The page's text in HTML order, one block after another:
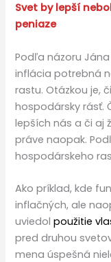
Svet by lepší
peniaze
Podľa názoru
inflácia potrebná
rastu. Otázkou je,
hospodársky rásť.
lepších nás a či aj
práve naopak.
hospodárskeho
Ako príklad, kde
inflačných, ale
uviedolpoužitie
pred druhou
mena úspešná